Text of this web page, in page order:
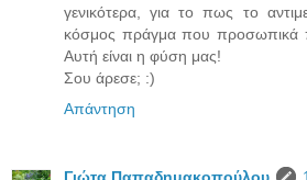
γενικότερα, για το πως το
κόσμος πράγμα που προσωπικά
Αυτή είναι η φύση μας!
Σου άρεσε; :)
Απάντηση